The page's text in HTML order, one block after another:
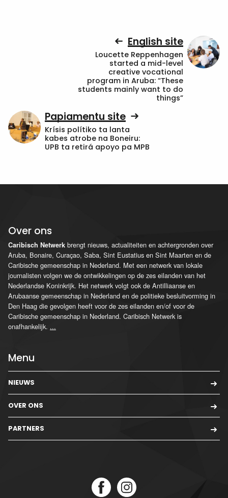
English site
Loucette Reppenhagen
started a mid-level
creative vocational
program in Aruba: “These
students mainly want to do
things”
Papiamentu site
Krísis polítiko ta lanta
kabes atrobe na Boneiru:
UPB ta retirá apoyo pa MPB
Over ons
Caribisch Netwerk brengt nieuws, actualiteiten en achtergronden over
Aruba, Bonaire, Curaçao, Saba, Sint Eustatius en Sint Maarten en de
Caribische gemeenschap in Nederland. Met een netwerk van lokale
journalisten volgen we de ontwikkelingen op de zes eilanden van het
Nederlandse Koninkrijk. Het netwerk volgt ook de Antilliaanse en
Arubaanse gemeenschap in Nederland en de politieke besluitvorming in
Den Haag die gevolgen heeft voor de zes eilanden en/of voor de
Caribische gemeenschap in Nederland. Caribisch Netwerk is
onafhankelijk. ...
Menu
NIEUWS
OVER ONS
PARTNERS